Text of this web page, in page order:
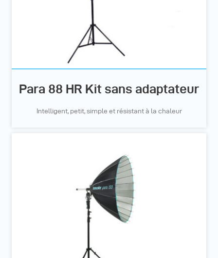
Para 88 HR Kit sans adaptateur
Intelligent, petit, simple et résistant à la chaleur